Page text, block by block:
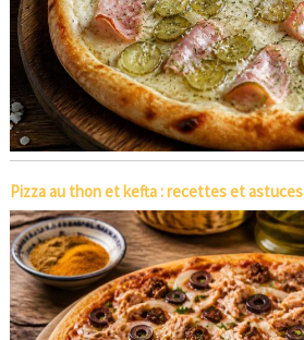
Pizza au thon et kefta : recettes et astuces